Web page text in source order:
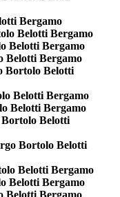
Bergamo
Belotti Bergamo
Belotti Bergamo
Belotti Bergamo
Bortolo Belotti
Belotti Bergamo
Belotti Bergamo
Belotti
Bortolo Belotti
Belotti Bergamo
Belotti Bergamo
Belotti Bergamo